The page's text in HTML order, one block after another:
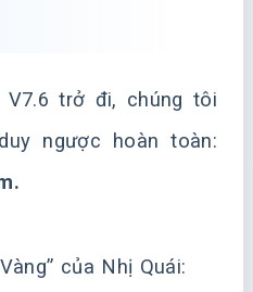
trở đi, chúng tôi
ngược hoàn toàn:
của Nhị Quái: